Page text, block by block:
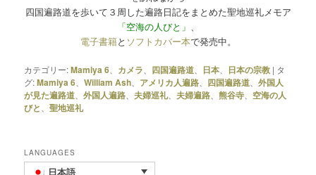
四国遍路道を歩いて３周した遍路日記をまとめた聖地巡礼メモア
「空海の人びと」 、
電子書籍と ソフトカバー本で発売中。
カテゴリー:Mamiya 6 カメラ 四国遍路道 日本 日本の宗教 | タ
グ:Mamiya 6 、William Ash アメリカ人遍路 四国遍路道 、外国人
が見た遍路道 、外国人遍路 、夫婦巡礼、夫婦遍路 、熊谷寺
空海の人
びと
、聖地巡礼
LANGUAGES
日本語